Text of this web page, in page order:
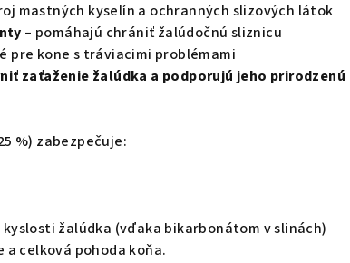
mastných kyselín a ochranných slizových látok
– pomáhajú chrániť žalúdočnú sliznicu
pre kone s tráviacimi problémami
zaťaženie žalúdka a podporujú jeho prirodzenú
%) zabezpečuje:
žalúdka (vďaka bikarbonátom v slinách)
celková pohoda koňa.